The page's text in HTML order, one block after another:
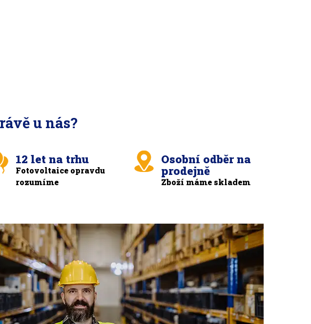
u nás?
12 let na trhu
Fotovoltaice opravdu
rozumíme
Osobní odběr na
prodejně
Zboží máme skladem